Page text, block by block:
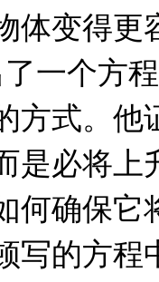
体变得更
一个方
方式。他
是必将上
何确保它
写的方程